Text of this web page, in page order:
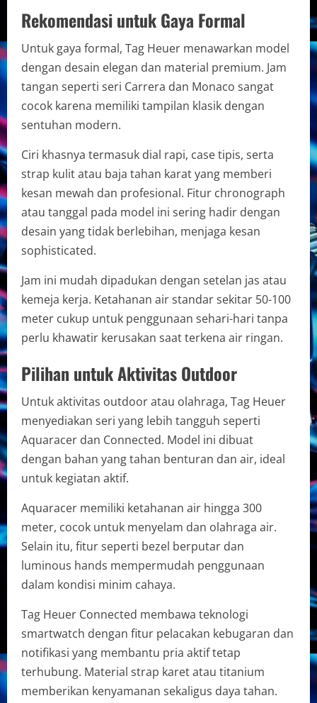
Rekomendasi untuk Gaya Formal
Untuk gaya formal, Tag Heuer menawarkan model
dengan desain elegan dan material premium. Jam
tangan seperti seri Carrera dan Monaco sangat
cocok karena memiliki tampilan klasik dengan
sentuhan modern.
Ciri khasnya termasuk dial rapi, case tipis, serta
strap kulit atau baja tahan karat yang memberi
kesan mewah dan profesional. Fitur chronograph
atau tanggal pada model ini sering hadir dengan
desain yang tidak berlebihan, menjaga kesan
sophisticated.
Jam ini mudah dipadukan dengan setelan jas atau
kemeja kerja. Ketahanan air standar sekitar 50-100
meter cukup untuk penggunaan sehari-hari tanpa
perlu khawatir kerusakan saat terkena air ringan.
Pilihan untuk Aktivitas Outdoor
Untuk aktivitas outdoor atau olahraga, Tag Heuer
menyediakan seri yang lebih tangguh seperti
Aquaracer dan Connected. Model ini dibuat
dengan bahan yang tahan benturan dan air, ideal
untuk kegiatan aktif.
Aquaracer memiliki ketahanan air hingga 300
meter, cocok untuk menyelam dan olahraga air.
Selain itu, fitur seperti bezel berputar dan
luminous hands mempermudah penggunaan
dalam kondisi minim cahaya.
Tag Heuer Connected membawa teknologi
smartwatch dengan fitur pelacakan kebugaran dan
notifikasi yang membantu pria aktif tetap
terhubung. Material strap karet atau titanium
memberikan kenyamanan sekaligus daya tahan.